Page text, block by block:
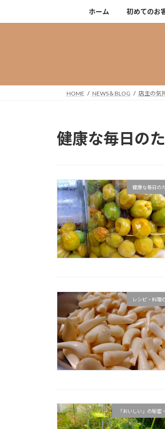
キ
に
ホーム 初めてのお
HOME NEWS＆BLOG 店主の気
健康な毎日の
健康な毎日の
レシピ・料理
「おいしい」の秘密